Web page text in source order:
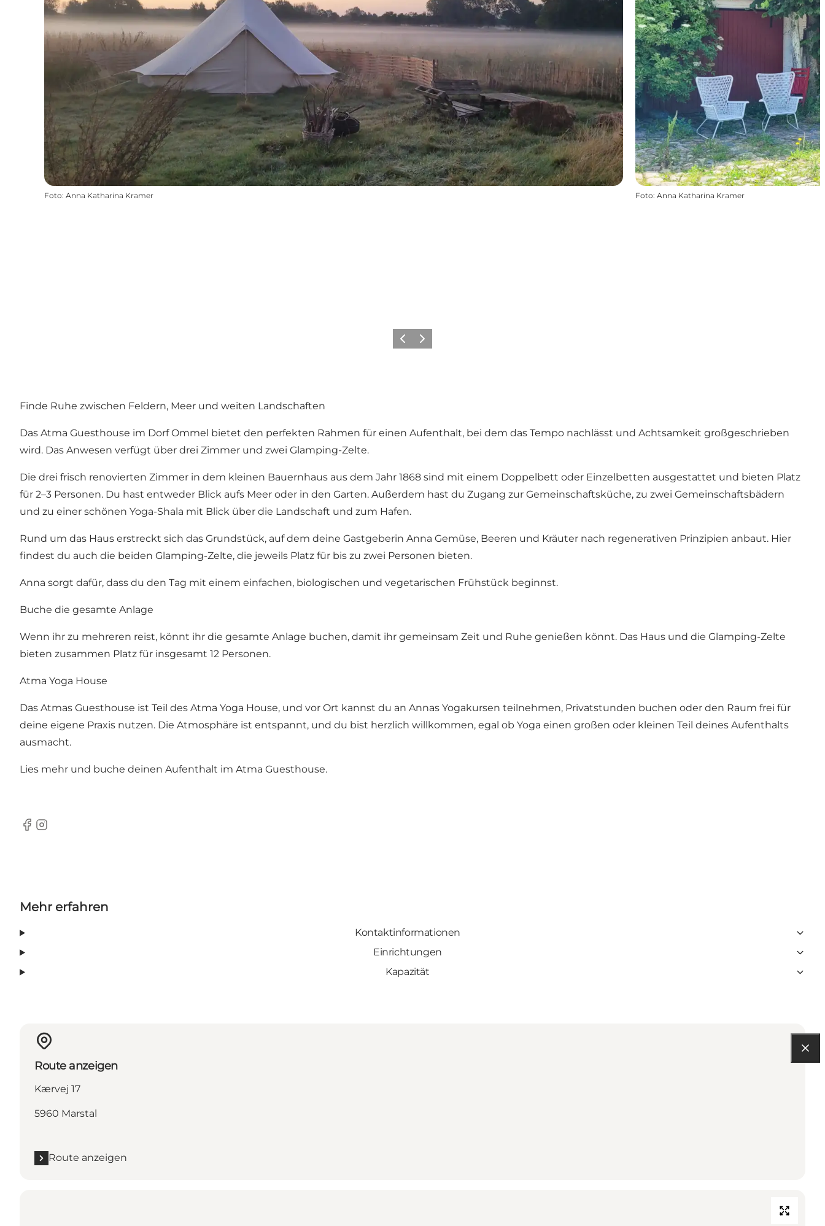
Foto: Anna Katharina Kramer Foto: Anna Katharina Kramer
ZurückWeiter
Finde Ruhe zwischen Feldern, Meer und weiten Landschaften
Das Atma Guesthouse im Dorf Ommel bietet den perfekten Rahmen für einen Aufenthalt, bei dem das Tempo nachlässt und Achtsamkeit großgeschrieben
wird. Das Anwesen verfügt über drei Zimmer und zwei Glamping-Zelte.
Die drei frisch renovierten Zimmer in dem kleinen Bauernhaus aus dem Jahr 1868 sind mit einem Doppelbett oder Einzelbetten ausgestattet und bieten Platz
für 2–3 Personen. Du hast entweder Blick aufs Meer oder in den Garten. Außerdem hast du Zugang zur Gemeinschaftsküche, zu zwei Gemeinschaftsbädern
und zu einer schönen Yoga-Shala mit Blick über die Landschaft und zum Hafen.
Rund um das Haus erstreckt sich das Grundstück, auf dem deine Gastgeberin Anna Gemüse, Beeren und Kräuter nach regenerativen Prinzipien anbaut. Hier
findest du auch die beiden Glamping-Zelte, die jeweils Platz für bis zu zwei Personen bieten.
Anna sorgt dafür, dass du den Tag mit einem einfachen, biologischen und vegetarischen Frühstück beginnst.
Buche die gesamte Anlage
Wenn ihr zu mehreren reist, könnt ihr die gesamte Anlage buchen, damit ihr gemeinsam Zeit und Ruhe genießen könnt. Das Haus und die Glamping-Zelte
bieten zusammen Platz für insgesamt 12 Personen.
Atma Yoga House
Das Atmas Guesthouse ist Teil des Atma Yoga House, und vor Ort kannst du an Annas Yogakursen teilnehmen, Privatstunden buchen oder den Raum frei für
deine eigene Praxis nutzen. Die Atmosphäre ist entspannt, und du bist herzlich willkommen, egal ob Yoga einen großen oder kleinen Teil deines Aufenthalts
ausmacht.
Lies mehr und buche deinen Aufenthalt im Atma Guesthouse.
Facebook
Instagram
Mehr erfahren
Kontaktinformationen
Einrichtungen
Kapazität
Route anzeigen
Kærvej 17
5960 Marstal
Route anzeigen